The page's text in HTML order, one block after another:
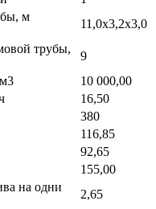
м
11,0х3,2х3,0
трубы,
9
10 000,00
16,50
380
116,85
92,65
155,00
на одни
2,65